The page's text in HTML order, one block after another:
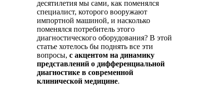
десятилетия мы сами, как поменялся
специалист, которого вооружают
импортной машиной, и насколько
поменялся потребитель этого
диагностического оборудования? В этой
статье хотелось бы поднять все эти
вопросы,с акцентом на динамику
представлений о дифференциальной
диагностике в современной
клинической медицине.